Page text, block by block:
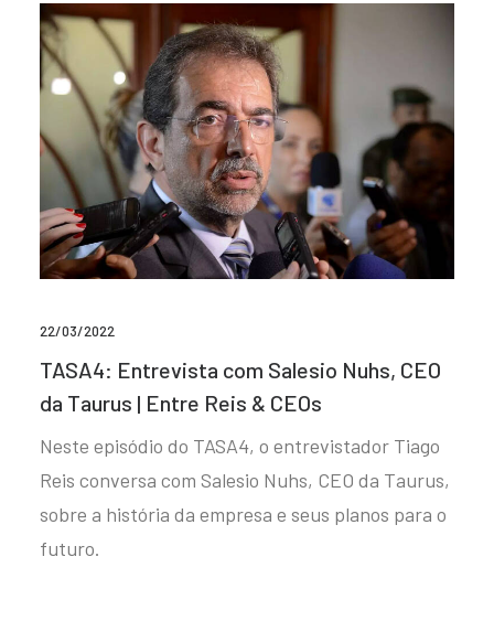
22/03/2022
TASA4: Entrevista com Salesio Nuhs, CEO
da Taurus | Entre Reis & CEOs
Neste episódio do TASA4, o entrevistador Tiago
Reis conversa com Salesio Nuhs, CEO da Taurus,
sobre a história da empresa e seus planos para o
futuro.